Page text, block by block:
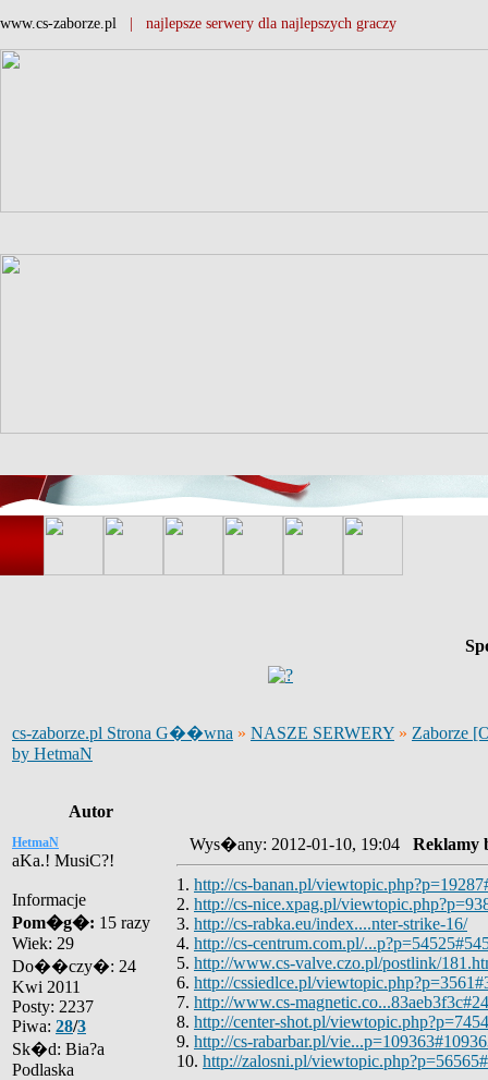
www.cs-zaborze.pl | najlepsze serwery dla najlepszych graczy
cs-zaborze.pl Strona G��wna » NASZE SERWERY » Zaborze
by HetmaN
Autor
HetmaN
aKa.! MusiC?!
Informacje
Pom�g�: 15 razy
Wiek: 29
Do��czy�: 24
Kwi 2011
Posty: 2237
Piwa: 28/3
Sk�d: Bia?a
Podlaska
Wys�any: 2012-01-10, 19:04 Reklamy
1. http://cs-banan.pl/
2. http://cs-nice.xpag.pl/
3. http://cs-rabka.eu/index....nter-strike-16/
4. http://cs-centrum.com.pl/
5. http://www.cs-valve.czo.pl/postlink/
6. http://cssiedlce.pl/
7. http://www.cs-
8. http://center-shot.pl/
9. http://cs-rabarbar.pl/
10. http://zalosni.pl/